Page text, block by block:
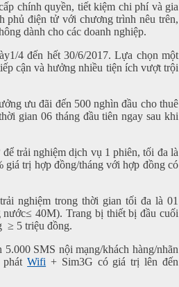
chính quyền, tiết kiệm chi phí và gia
phủ điện tử với chương trình nêu trên,
dành cho các doanh nghiệp.
4 đến hết 30/6/2017. Lựa chọn một
cận và hưởng nhiều tiện ích vượt trội
ưu đãi đến 500 nghìn đầu cho thuê
gian 06 tháng đầu tiên ngay sau khi
trải nghiệm dịch vụ 1 phiên, tối đa là
trị hợp đồng/tháng với hợp đồng có
nghiệm trong thời gian tối đa là 01
40M). Trang bị thiết bị đầu cuối
≥ 5 triệu đồng.
SMS nội mạng/khách hàng/nhãn
phátWifi + Sim3G có giá trị lên đến